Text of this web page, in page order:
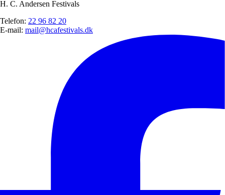
H. C. Andersen Festivals
Telefon: 22 96 82 20
E-mail: mail@hcafestivals.dk